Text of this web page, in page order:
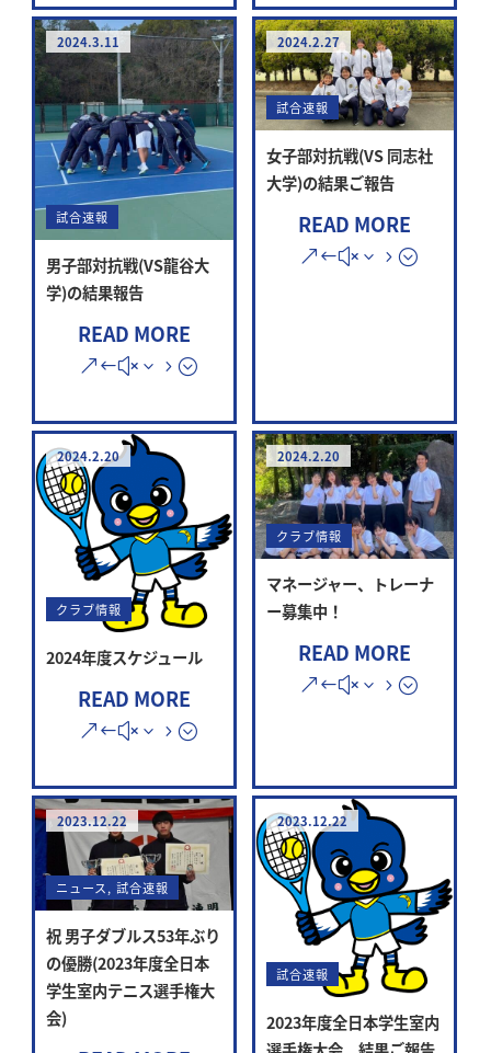
2024.3.11
試合速報
男子部対抗戦(VS龍谷大
学)の結果報告
READ MORE
2024.2.27
試合速報
女子部対抗戦(VS 同志社
大学)の結果ご報告
READ MORE
2024.2.20
クラブ情報
2024年度スケジュール
READ MORE
2024.2.20
クラブ情報
マネージャー、トレーナ
ー募集中！
READ MORE
2023.12.22
ニュース ,試合速報
祝 男子ダブルス53年ぶり
の優勝(2023年度全日本
学生室内テニス選手権大
会)
2023.12.22
試合速報
2023年度全日本学生室内